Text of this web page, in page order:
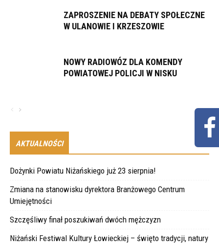
ZAPROSZENIE NA DEBATY SPOŁECZNE
W ULANOWIE I KRZESZOWIE
NOWY RADIOWÓZ DLA KOMENDY
POWIATOWEJ POLICJI W NISKU
AKTUALNOŚCI
Dożynki Powiatu Niżańskiego już 23 sierpnia!
Zmiana na stanowisku dyrektora Branżowego Centrum
Umiejętności
Szczęśliwy finał poszukiwań dwóch mężczyzn
Niżański Festiwal Kultury Łowieckiej – święto tradycji, natury